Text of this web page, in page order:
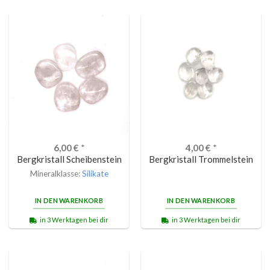
6,00€ *
Bergkristall Scheibenstein
Mineralklasse:Silikate
IN DEN WARENKORB
in 3 Werktagen bei dir
4,00€ *
Bergkristall Trommelstein
IN DEN WARENKORB
in 3 Werktagen bei dir